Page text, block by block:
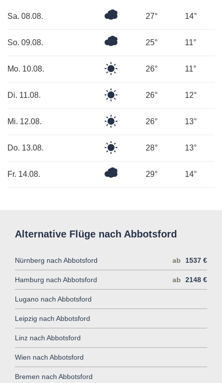
Sa. 08.08.
Überwiegend
27° 14°
So. 09.08. 25° 11°
Mo. 10.08. 26° 11°
Di. 11.08. 26° 12°
Mi. 12.08. 26° 13°
Do. 13.08. 28° 13°
Fr. 14.08. 29° 14°
Alternative Flüge nach Abbotsford
Nürnberg nach Abbotsford ab 1537 €
Hamburg nach Abbotsford ab 2148 €
Lugano nach Abbotsford
Leipzig nach Abbotsford
Linz nach Abbotsford
Wien nach Abbotsford
Bremen nach Abbotsford